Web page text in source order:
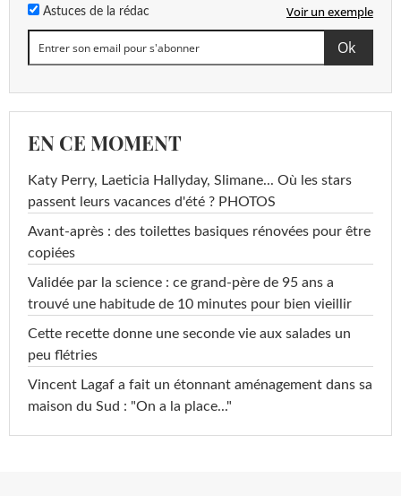
Astuces de la rédac Voir un exemple
EN CE MOMENT
Katy Perry, Laeticia Hallyday, Slimane... Où les stars
passent leurs vacances d'été ? PHOTOS
Avant-après : des toilettes basiques rénovées pour être
copiées
Validée par la science : ce grand-père de 95 ans a
trouvé une habitude de 10 minutes pour bien vieillir
Cette recette donne une seconde vie aux salades un
peu flétries
Vincent Lagaf a fait un étonnant aménagement dans sa
maison du Sud : "On a la place..."